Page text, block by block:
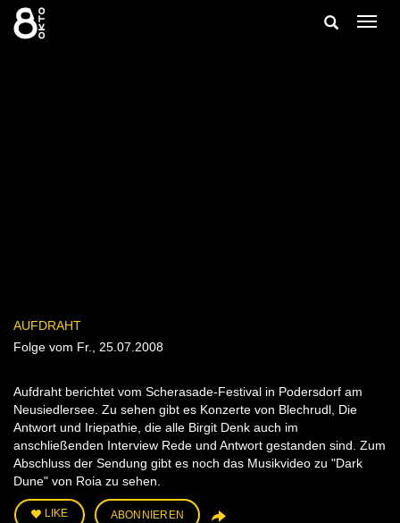
Zum
Inhalt
springen
Suche
AUFDRAHT
Folge vom Fr., 25.07.2008
Aufdraht berichtet vom Scherasade-Festival in Podersdorf am
Neusiedlersee. Zu sehen gibt es Konzerte von Blechrudl, Die
Antwort und Iriepathie, die alle Birgit Denk auch im
anschließenden Interview Rede und Antwort gestanden sind. Zum
Abschluss der Sendung gibt es noch das Musikvideo zu "Dark
Dune" von Roia zu sehen.
LIKE ABONNIEREN